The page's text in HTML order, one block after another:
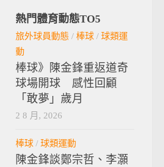
熱門體育動態TO5
旅外球員動態 / 棒球 / 球類運
動
棒球》陳金鋒重返道奇
球場開球 感性回顧
「敢夢」歲月
2 8 月, 2026
棒球 / 球類運動
陳金鋒談鄭宗哲、李灝